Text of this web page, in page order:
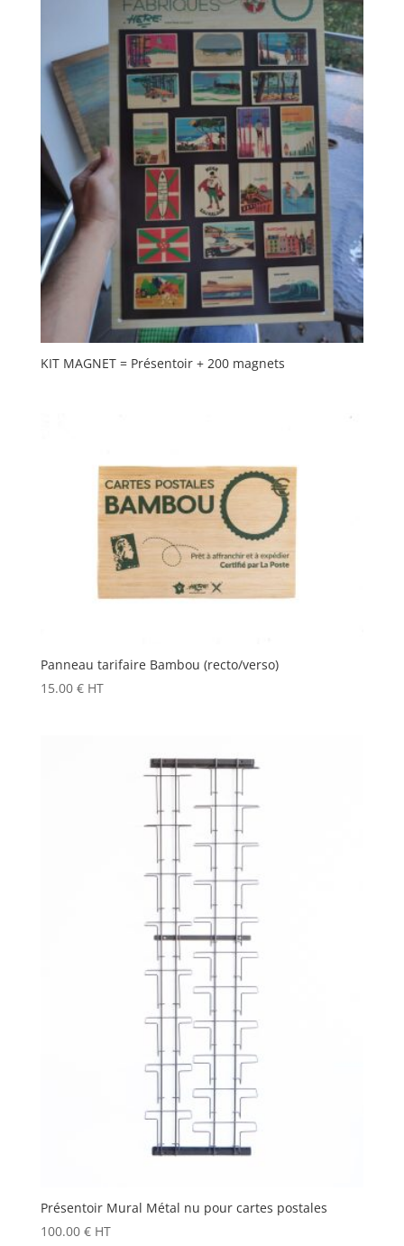
KIT MAGNET = Présentoir + 200 magnets
Panneau tarifaire Bambou (recto/verso)
15.00 € HT
Présentoir Mural Métal nu pour cartes postales
100.00 € HT